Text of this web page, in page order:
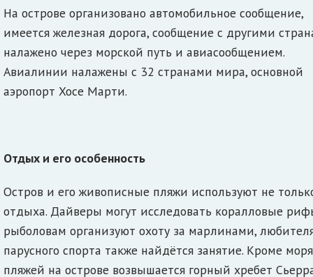
На острове организовано автомобильное сообщение,
имеется железная дорога, сообщение с другими
налажено через морской путь и авиасообщением.
Авиалинии налажены с 32 странами мира, основной
аэропорт Хосе Марти.
Отдых и его особенность
Остров и его живописные пляжи используют не
отдыха. Дайверы могут исследовать коралловые
рыболовам организуют охоту за марлинами,
парусного спорта также найдётся занятие. Кроме
пляжей на острове возвышается горный хребет